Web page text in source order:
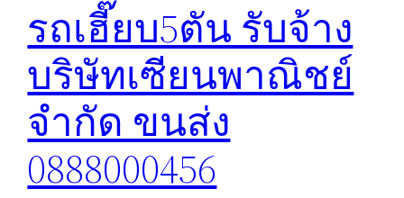
รถเฮี๊ยบ5ตัน รับจ้าง
บริษัทเซียนพาณิชย์
จำกัด ขนส่ง
0888000456